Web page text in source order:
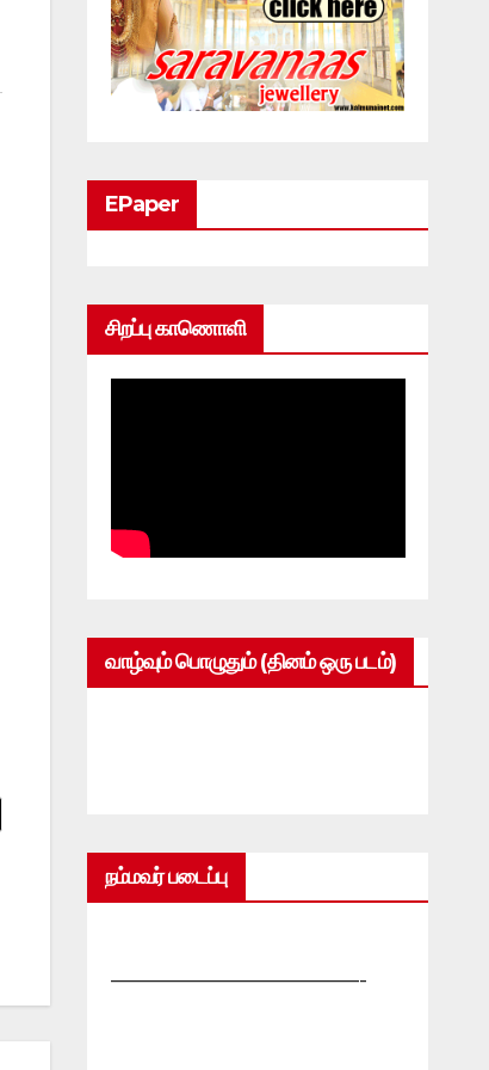
EPaper
சிறப்பு காணொளி
வாழ்வும் பொழுதும் (தினம் ஒரு படம்)
நம்மவர் படைப்பு
—————————————-